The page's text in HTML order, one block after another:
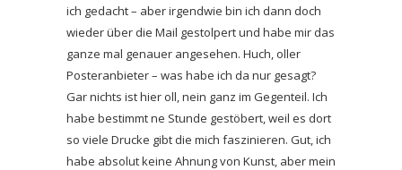
ich gedacht – aber irgendwie bin ich dann doch
wieder über die Mail gestolpert und habe mir das
ganze mal genauer angesehen. Huch, oller
Posteranbieter – was habe ich da nur gesagt?
Gar nichts ist hier oll, nein ganz im Gegenteil. Ich
habe bestimmt ne Stunde gestöbert, weil es dort
so viele Drucke gibt die mich faszinieren. Gut, ich
habe absolut keine Ahnung von Kunst, aber mein